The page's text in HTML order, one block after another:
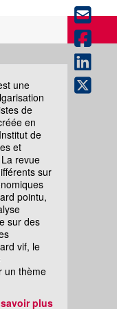
une
de
en
de
et
revue
sur
pointu,
sur des
vif, le
un thème
plus